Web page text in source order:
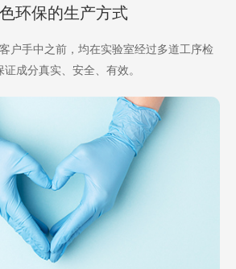
环保的生产方式
户手中之前，均在实验室经过多道工序检
证成分真实、安全、有效。